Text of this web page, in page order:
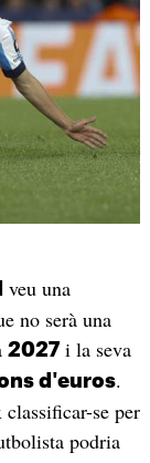
veu una
no serà una
2027i la seva
d'euros.
se per
podria